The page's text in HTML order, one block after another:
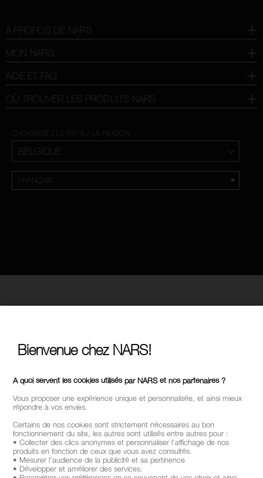
À PROPOS DE NARS
MON NARS
AIDE ET FAQ
OÙ TROUVER LES PRODUITS NARS
CHOISISSEZ LE PAYS / LA REGION
Bienvenue chez NARS!
A quoi servent les cookies utilisés par NARS et nos partenaires ?
Vous proposer une expérience unique et personnalisée, et ainsi mieux
répondre à vos envies.
Certains de nos cookies sont strictement nécessaires au bon
fonctionnement du site, les autres sont utilisés entre autres pour :
• Collecter des clics anonymes et personnaliser l’affichage de nos
produits en fonction de ceux que vous avez consultés.
• Mesurer l’audience de la publicité et sa pertinence
• Développer et améliorer des services.